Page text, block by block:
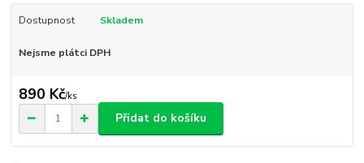
Dostupnost Skladem
Nejsme plátci DPH
890 Kč/ks
Přidat do košíku